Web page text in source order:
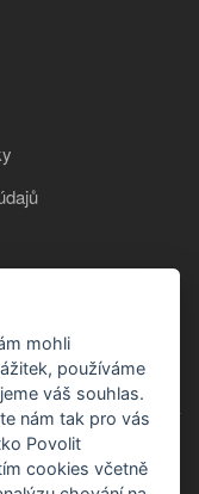
465
mohli
používáme
váš souhlas.
nám tak pro vás
Povolit
cookies včetně